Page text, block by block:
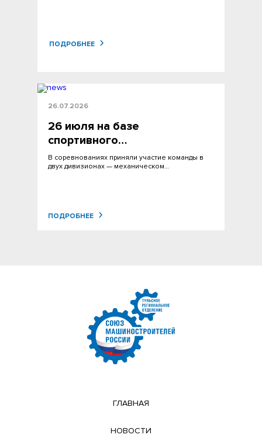
ПОДРОБНЕЕ
26.07.2026
26 июля на базе
спортивного…
В соревнованиях приняли участие команды в
двух дивизионах — механическом…
ПОДРОБНЕЕ
ГЛАВНАЯ
НОВОСТИ